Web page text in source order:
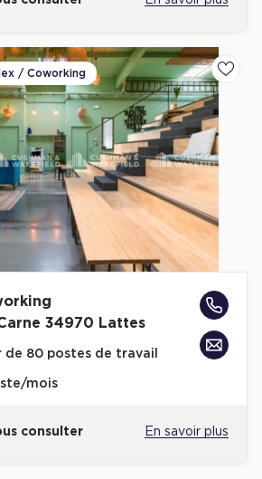
/ Coworking
34970 Lattes
de 80 postes de travail
mois
consulter En savoir plus